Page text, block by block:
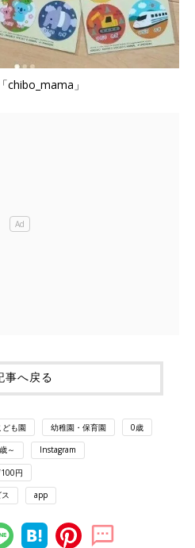
chibo_mama」
事へ戻る
ども園 幼稚園・保育園 0歳
～ Instagram
円
app